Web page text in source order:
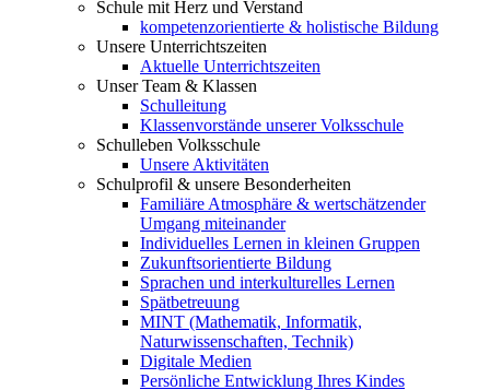
Schule mit Herz und Verstand
kompetenzorientierte & holistische Bildung
Unsere Unterrichtszeiten
Aktuelle Unterrichtszeiten
Unser Team & Klassen
Schulleitung
Klassenvorstände unserer Volksschule
Schulleben Volksschule
Unsere Aktivitäten
Schulprofil & unsere Besonderheiten
Familiäre Atmosphäre & wertschätzender
Umgang miteinander
Individuelles Lernen in kleinen Gruppen
Zukunftsorientierte Bildung
Sprachen und interkulturelles Lernen
Spätbetreuung
MINT (Mathematik, Informatik,
Naturwissenschaften, Technik)
Digitale Medien
Persönliche Entwicklung Ihres Kindes